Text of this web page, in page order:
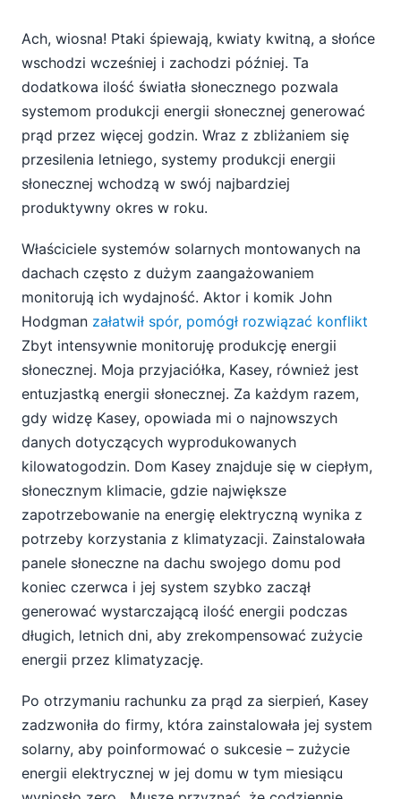
Ach, wiosna! Ptaki śpiewają, kwiaty kwitną, a słońce
wschodzi wcześniej i zachodzi później. Ta
dodatkowa ilość światła słonecznego pozwala
systemom produkcji energii słonecznej generować
prąd przez więcej godzin. Wraz z zbliżaniem się
przesilenia letniego, systemy produkcji energii
słonecznej wchodzą w swój najbardziej
produktywny okres w roku.
Właściciele systemów solarnych montowanych na
dachach często z dużym zaangażowaniem
monitorują ich wydajność. Aktor i komik John
Hodgman załatwił spór, pomógł rozwiązać konflikt
Zbyt intensywnie monitoruję produkcję energii
słonecznej. Moja przyjaciółka, Kasey, również jest
entuzjastką energii słonecznej. Za każdym razem,
gdy widzę Kasey, opowiada mi o najnowszych
danych dotyczących wyprodukowanych
kilowatogodzin. Dom Kasey znajduje się w ciepłym,
słonecznym klimacie, gdzie największe
zapotrzebowanie na energię elektryczną wynika z
potrzeby korzystania z klimatyzacji. Zainstalowała
panele słoneczne na dachu swojego domu pod
koniec czerwca i jej system szybko zaczął
generować wystarczającą ilość energii podczas
długich, letnich dni, aby zrekompensować zużycie
energii przez klimatyzację.
Po otrzymaniu rachunku za prąd za sierpień, Kasey
zadzwoniła do firmy, która zainstalowała jej system
solarny, aby poinformować o sukcesie – zużycie
energii elektrycznej w jej domu w tym miesiącu